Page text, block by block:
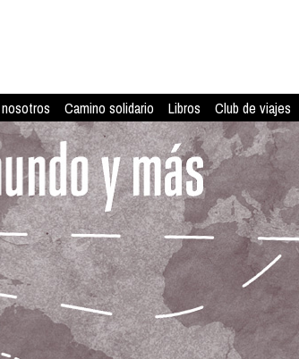
Camino solidario Libros Club de viajes